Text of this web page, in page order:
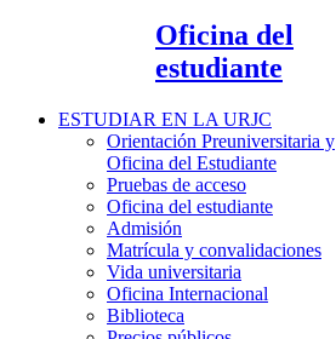
Oficina del
estudiante
ESTUDIAR EN LA URJC
Orientación Preuniversitaria y
Oficina del Estudiante
Pruebas de acceso
Oficina del estudiante
Admisión
Matrícula y convalidaciones
Vida universitaria
Oficina Internacional
Biblioteca